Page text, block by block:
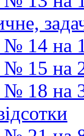
№ 14 на
№ 15 на
№ 18 на